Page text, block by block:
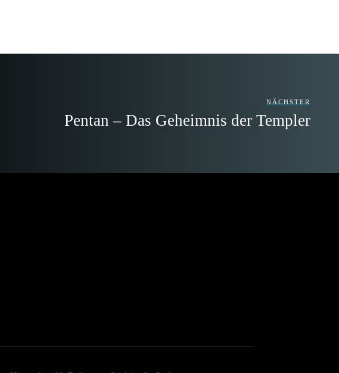
NÄCHSTER
Pentan – Das Geheimnis der Templer